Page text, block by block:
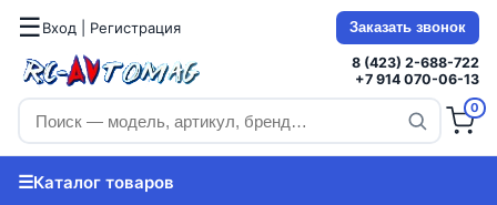
☰Вход | Регистрация Заказать звонок
8 (423) 2-688-722
+7 914 070-06-13
0
☰Каталог товаров